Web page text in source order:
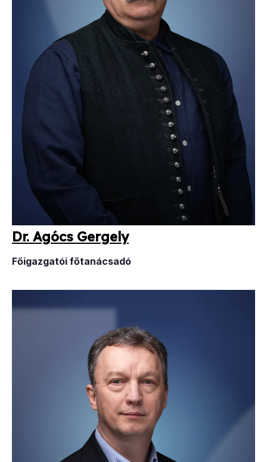
Dr. Agócs Ger­gely
Főigazgatói főtanácsadó